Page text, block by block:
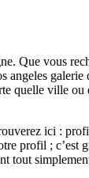
Que vous
angeles
quelle ville ou
ici :
profil ; c’est
tout